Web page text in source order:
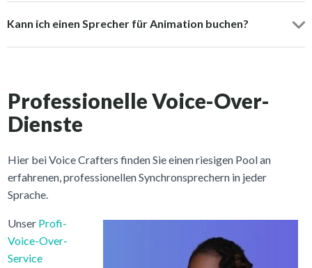
Kann ich einen Sprecher für Animation buchen?
Professionelle Voice-Over-
Dienste
Hier bei Voice Crafters finden Sie einen riesigen Pool an
erfahrenen, professionellen Synchronsprechern in jeder
Sprache.
Unser Profi-
Voice-Over-
Service